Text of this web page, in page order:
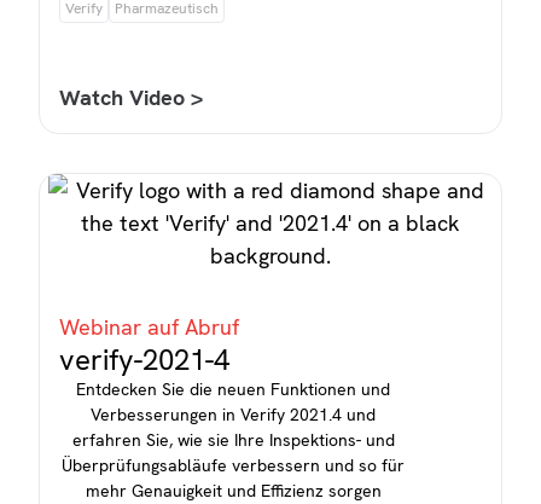
Verify Pharmazeutisch
Watch Video >
Webinar auf Abruf
verify-2021-4
Entdecken Sie die neuen Funktionen und
Verbesserungen in Verify 2021.4 und
erfahren Sie, wie sie Ihre Inspektions- und
Überprüfungsabläufe verbessern und so für
mehr Genauigkeit und Effizienz sorgen